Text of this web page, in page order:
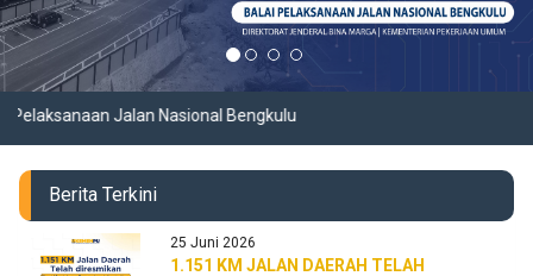
Jalan Nasional Bengkulu
Berita Terkini
25 Juni 2026
1.151 KM JALAN DAERAH TELAH